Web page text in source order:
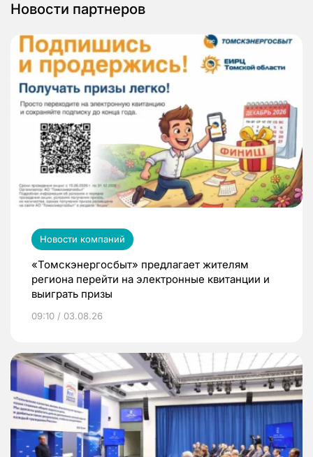
Новости партнеров
Новости компаний
«Томскэнергосбыт» предлагает жителям
региона перейти на электронные квитанции и
выиграть призы
09:10 / 03.08.26